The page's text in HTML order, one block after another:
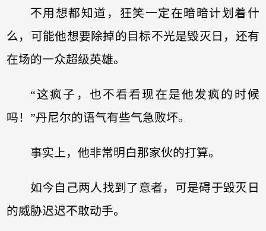
不用想都知道，狂笑一定在暗暗计划着什
么，可能他想要除掉的目标不光是毁灭日，还有
在场的一众超级英雄。
“这疯子，也不看看现在是他发疯的时候
吗！”丹尼尔的语气有些气急败坏。
事实上，他非常明白那家伙的打算。
如今自己两人找到了意者，可是碍于毁灭日
的威胁迟迟不敢动手。